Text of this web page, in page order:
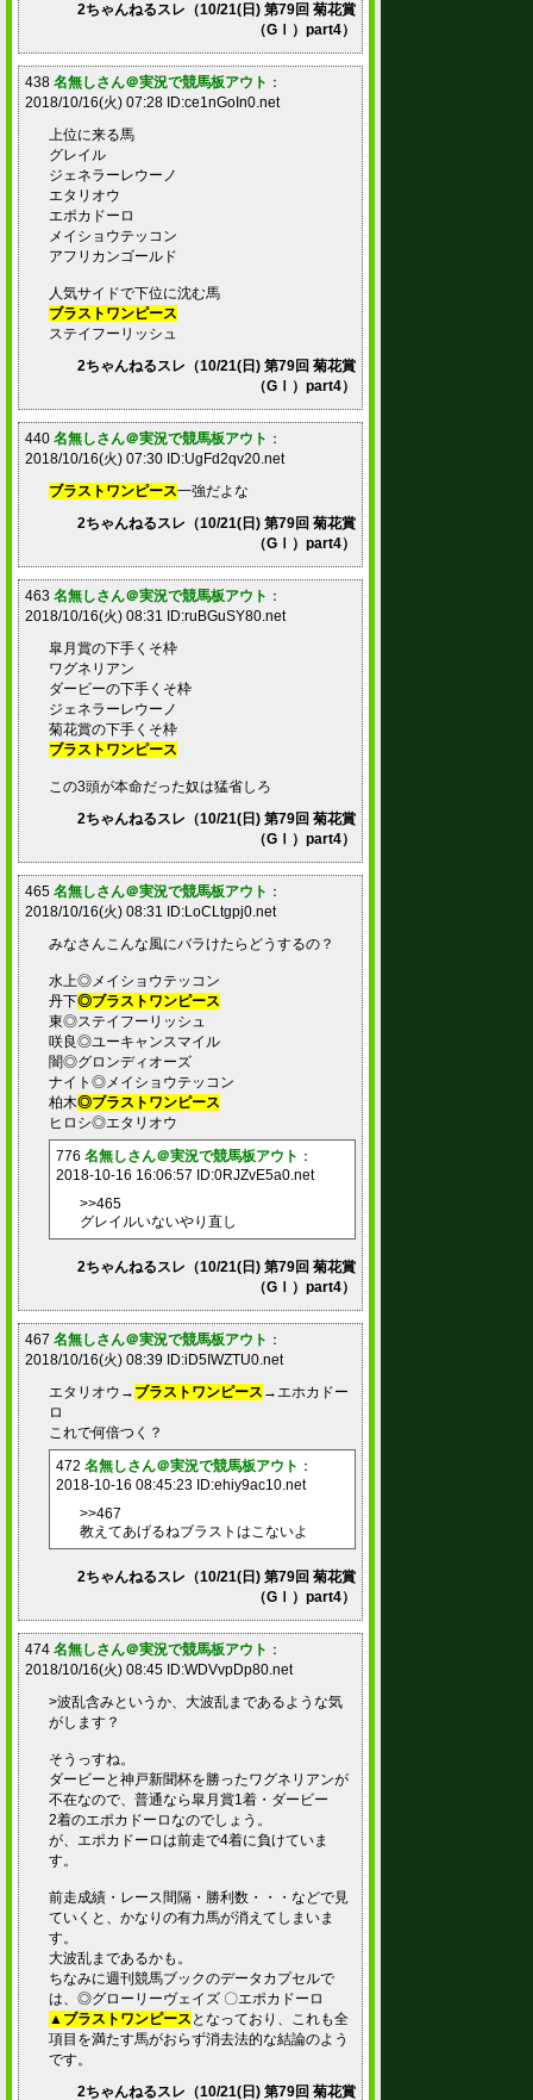
2ちゃんねるスレ（10/21(日) 第79回 菊花賞
（GⅠ）part4）
438 名無しさん＠実況で競馬板アウト ：
2018/10/16(火) 07:28 ID:ce1nGoIn0.net
上位に来る馬
グレイル
ジェネラーレウーノ
エタリオウ
エポカドーロ
メイショウテッコン
アフリカンゴールド
人気サイドで下位に沈む馬
ブラストワンピース
ステイフーリッシュ
2ちゃんねるスレ（10/21(日) 第79回 菊花賞
（GⅠ）part4）
440 名無しさん＠実況で競馬板アウト ：
2018/10/16(火) 07:30 ID:UgFd2qv20.net
ブラストワンピース一強だよな
2ちゃんねるスレ（10/21(日) 第79回 菊花賞
（GⅠ）part4）
463 名無しさん＠実況で競馬板アウト ：
2018/10/16(火) 08:31 ID:ruBGuSY80.net
皐月賞の下手くそ枠
ワグネリアン
ダービーの下手くそ枠
ジェネラーレウーノ
菊花賞の下手くそ枠
ブラストワンピース
この3頭が本命だった奴は猛省しろ
2ちゃんねるスレ（10/21(日) 第79回 菊花賞
（GⅠ）part4）
465 名無しさん＠実況で競馬板アウト ：
2018/10/16(火) 08:31 ID:LoCLtgpj0.net
みなさんこんな風にバラけたらどうするの？
水上◎メイショウテッコン
丹下◎ブラストワンピース
東◎ステイフーリッシュ
咲良◎ユーキャンスマイル
闇◎グロンディオーズ
ナイト◎メイショウテッコン
柏木◎ブラストワンピース
ヒロシ◎エタリオウ
776 名無しさん＠実況で競馬板アウト ：
2018-10-16 16:06:57 ID:0RJZvE5a0.net
>>465
グレイルいないやり直し
2ちゃんねるスレ（10/21(日) 第79回 菊花賞
（GⅠ）part4）
467 名無しさん＠実況で競馬板アウト ：
2018/10/16(火) 08:39 ID:iD5IWZTU0.net
エタリオウ→ ブラストワンピース →エホカドー
ロ
これで何倍つく？
472 名無しさん＠実況で競馬板アウト ：
2018-10-16 08:45:23 ID:ehiy9ac10.net
>>467
教えてあげるねブラストはこないよ
2ちゃんねるスレ（10/21(日) 第79回 菊花賞
（GⅠ）part4）
474 名無しさん＠実況で競馬板アウト ：
2018/10/16(火) 08:45 ID:WDVvpDp80.net
>波乱含みというか、大波乱まであるような気
がします？
そうっすね。
ダービーと神戸新聞杯を勝ったワグネリアンが
不在なので、普通なら皐月賞1着・ダービー
2着のエポカドーロなのでしょう。
が、エポカドーロは前走で4着に負けていま
す。
前走成績・レース間隔・勝利数・・・などで見
ていくと、かなりの有力馬が消えてしまいま
す。
大波乱まであるかも。
ちなみに週刊競馬ブックのデータカプセルで
は、◎グローリーヴェイズ 〇エポカドーロ
▲ブラストワンピース となっており、これも全
項目を満たす馬がおらず消去法的な結論のよう
です。
2ちゃんねるスレ（10/21(日) 第79回 菊花賞